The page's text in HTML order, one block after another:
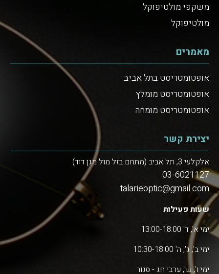
משקפי מולטיפוקל
מולטיפוקל
מאמרים
אופטומטריסט בתל אביב
אופטומטריסט מומלץ
אופטומטריסט מומחה
יצירת קשר
אלקלעי 3, תל אביב (מתחם בזל מול מגן דוד)
03-6021127
talarieoptic@gmail.com
שעות פעילות
ימי א', ד' 13:00-18:00
ימי ב', ג', ה' 10:30-18:00
ימי ו', ש', ערבי חג - סגור